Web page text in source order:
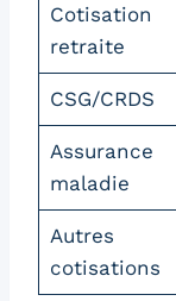
Cotisation
retraite
CSG/CRDS
Assurance
maladie
Autres
cotisations